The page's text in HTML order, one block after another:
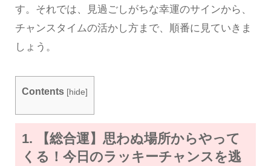
す。それでは、見過ごしがちな幸運のサインから、
チャンスタイムの活かし方まで、順番に見ていきま
しょう。
Contents [hide]
1. 【総合運】思わぬ場所からやって
くる！今日のラッキーチャンスを逃